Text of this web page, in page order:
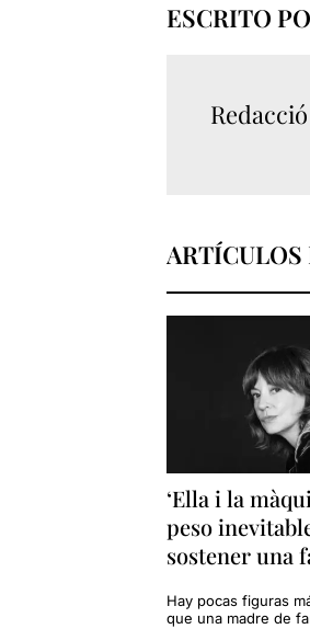
ESCRITO
Redacció
‘Ella i la
peso
sostener una
Hay pocas figuras
que una madre de